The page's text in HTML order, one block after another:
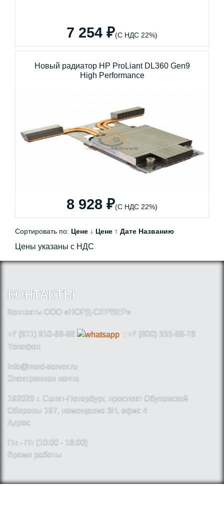
7 254 ₽(С НДС 22%)
Новый радиатор HP ProLiant DL360 Gen9
High Performance
8 928 ₽(С НДС 22%)
Сортировать по: Цене ↓ Цене ↑ Дате Названию
Цены указаны с НДС
КОНТАКТЫ
Контакты ООО «НОРД-СЕРВЕР»
+7 (911) 910-66-88
; +7 (800) 555-86-78
Телефон
info@nord-server.ru
Электронная почта
192029 г. Санкт-Петербург, проспект Обуховской
Обороны 197, помещение 3Н, офис 4
Адрес
Пн - Пт (10:00 - 18:00)
Время работы